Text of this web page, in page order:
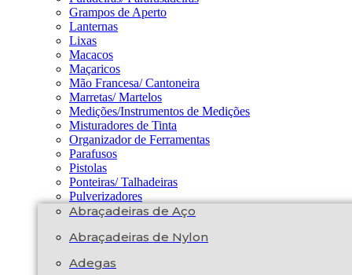
Grampos de Aperto
Lanternas
Lixas
Macacos
Maçaricos
Mão Francesa/ Cantoneira
Marretas/ Martelos
Medições/Instrumentos de Medições
Misturadores de Tinta
Organizador de Ferramentas
Parafusos
Pistolas
Ponteiras/ Talhadeiras
Pulverizadores
Abraçadeiras de Aço
Abraçadeiras de Nylon
Adegas